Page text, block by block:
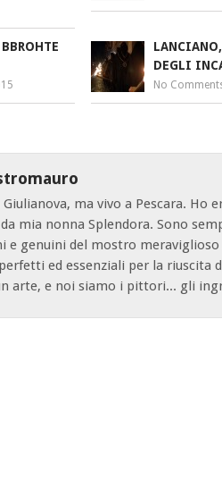
DEGLI
No
ma vivo a Pescara. Ho
mia nonna Splendora. Sono
e genuini del mostro meraviglioso
ed essenziali per la riuscita
arte, e noi siamo i pittori... gli